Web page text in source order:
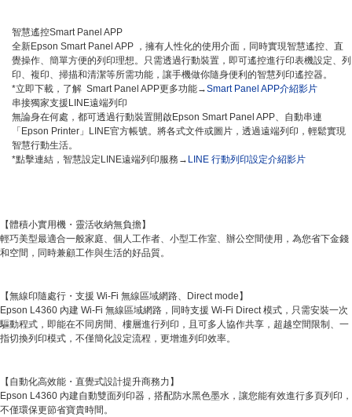
智慧遙控Smart Panel APP
全新Epson Smart Panel APP ，擁有人性化的使用介面，同時實現智慧遙控、直
覺操作、簡單方便的列印理想。只需透過行動裝置，即可遙控進行印表機設定、列
印、複印、掃描和清潔等所需功能，讓手機做你隨身便利的智慧列印遙控器。
*立即下載，了解 Smart Panel APP更多功能→Smart Panel APP介紹影片
串接獨家支援LINE遠端列印
無論身在何處，都可透過行動裝置開啟Epson Smart Panel APP、自動串連
「Epson Printer」LINE官方帳號。將各式文件或圖片，透過遠端列印，輕鬆實現
智慧行動生活。
*點擊連結，智慧設定LINE遠端列印服務→ LINE 行動列印設定介紹影片
【體積小實用機・靈活收納無負擔】
輕巧美型最適合一般家庭、個人工作者、小型工作室、辦公空間使用，為您省下金錢
和空間，同時兼顧工作與生活的好品質。
【無線印隨處行・支援 Wi-Fi 無線區域網路、Direct mode】
Epson L4360 內建 Wi-Fi 無線區域網路，同時支援 Wi-Fi Direct 模式，只需安裝一次
驅動程式，即能在不同房間、樓層進行列印，且可多人協作共享，超越空間限制、一
指切換列印模式，不僅簡化設定流程，更增進列印效率。
【自動化高效能・直覺式設計提升商務力】
Epson L4360 內建自動雙面列印器，搭配防水黑色墨水，讓您能有效進行多頁列印，
不僅環保更節省寶貴時間。